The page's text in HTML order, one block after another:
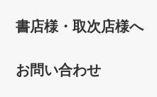
書店様・取次店様へ
お問い合わせ